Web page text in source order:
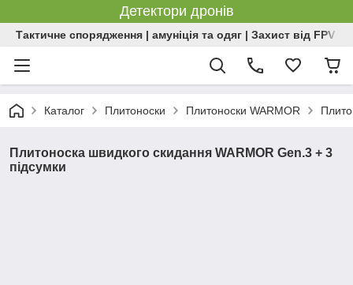
Детектори дронів
Тактичне спорядження | амуніція та одяг | Захист від FPV |
Каталог Плитоноски Плитоноски WARMOR
Плитоноска швидкого скидання WARMOR Gen.3 + 3
підсумки